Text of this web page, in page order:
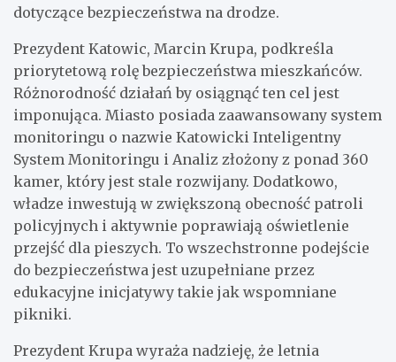
dotyczące bezpieczeństwa na drodze.
Prezydent Katowic, Marcin Krupa, podkreśla
priorytetową rolę bezpieczeństwa mieszkańców.
Różnorodność działań by osiągnąć ten cel jest
imponująca. Miasto posiada zaawansowany system
monitoringu o nazwie Katowicki Inteligentny
System Monitoringu i Analiz złożony z ponad 360
kamer, który jest stale rozwijany. Dodatkowo,
władze inwestują w zwiększoną obecność patroli
policyjnych i aktywnie poprawiają oświetlenie
przejść dla pieszych. To wszechstronne podejście
do bezpieczeństwa jest uzupełniane przez
edukacyjne inicjatywy takie jak wspomniane
pikniki.
Prezydent Krupa wyraża nadzieję, że letnia